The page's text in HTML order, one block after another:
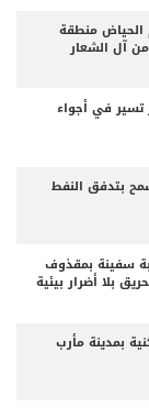
الحياض منطقة
آل الشعار
في أجواء
بتدفق النفط
سفينة بمقذوف
بلا أضرار بيئية
بمدينة مأرب